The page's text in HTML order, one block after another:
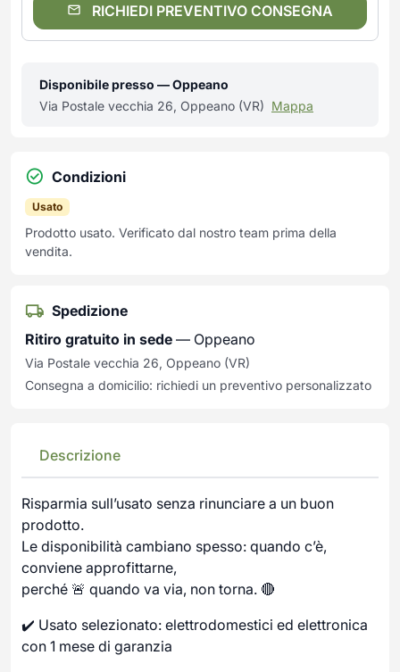
RICHIEDI PREVENTIVO CONSEGNA
Disponibile presso — Oppeano
Via Postale vecchia 26, Oppeano (VR) Mappa
Condizioni
Usato
Prodotto usato. Verificato dal nostro team prima della
vendita.
Spedizione
Ritiro gratuito in sede — Oppeano
Via Postale vecchia 26, Oppeano (VR)
Consegna a domicilio: richiedi un preventivo personalizzato
Descrizione
Risparmia sull’usato senza rinunciare a un buon
prodotto.
Le disponibilità cambiano spesso: quando c’è,
conviene approfittarne,
perché 🚨 quando va via, non torna. 🔴
✔️ Usato selezionato: elettrodomestici ed elettronica
con 1 mese di garanzia